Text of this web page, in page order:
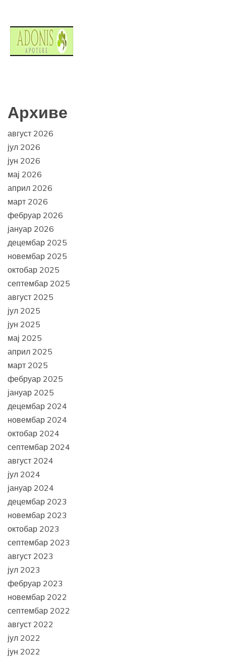
Архиве
август 2026
јул 2026
јун 2026
мај 2026
април 2026
март 2026
фебруар 2026
јануар 2026
децембар 2025
новембар 2025
октобар 2025
септембар 2025
август 2025
јул 2025
јун 2025
мај 2025
април 2025
март 2025
фебруар 2025
јануар 2025
децембар 2024
новембар 2024
октобар 2024
септембар 2024
август 2024
јул 2024
јануар 2024
децембар 2023
новембар 2023
октобар 2023
септембар 2023
август 2023
јул 2023
фебруар 2023
новембар 2022
септембар 2022
август 2022
јул 2022
јун 2022